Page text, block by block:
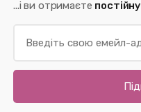
...і ви отримаєте